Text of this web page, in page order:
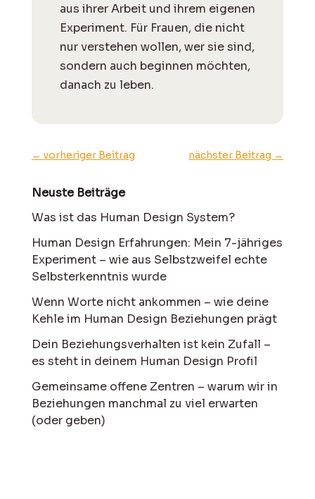
aus ihrer Arbeit und ihrem eigenen
Experiment. Für Frauen, die nicht
nur verstehen wollen, wer sie sind,
sondern auch beginnen möchten,
danach zu leben.
← vorheriger Beitrag nächster Beitrag →
Neuste Beiträge
Was ist das Human Design System?
Human Design Erfahrungen: Mein 7-jähriges
Experiment – wie aus Selbstzweifel echte
Selbsterkenntnis wurde
Wenn Worte nicht ankommen – wie deine
Kehle im Human Design Beziehungen prägt
Dein Beziehungsverhalten ist kein Zufall –
es steht in deinem Human Design Profil
Gemeinsame offene Zentren – warum wir in
Beziehungen manchmal zu viel erwarten
(oder geben)